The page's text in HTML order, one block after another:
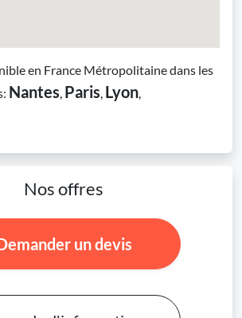
en France Métropolitaine dans les
Nantes, Paris, Lyon,
Nos offres
un devis